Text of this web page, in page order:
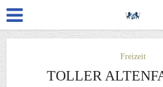
Freizeit
TOLLER